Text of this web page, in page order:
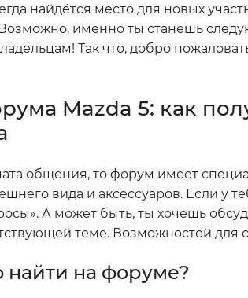
найдётся место для новых
именно ты станешь
Так что, добро
Mazda 5: как
общения, то форум имеет
вида и аксессуаров. Если у
А может быть, ты хочешь
теме. Возможностей для
найти на форуме?